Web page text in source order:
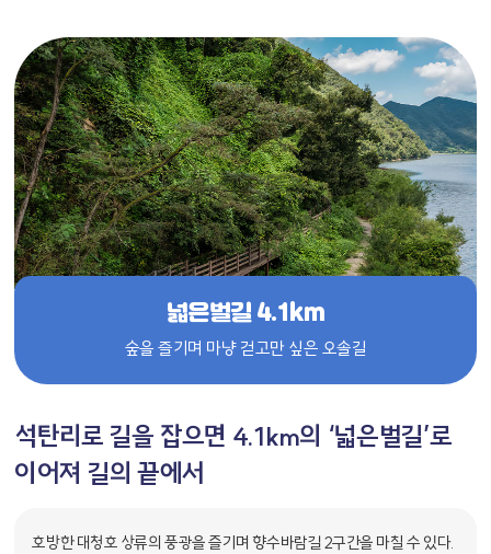
넓은벌길 4.1km
숲을 즐기며 마냥 걷고만 싶은 오솔길
석탄리로 길을 잡으면 4.1km의 ‘넓은벌길’로
이어져 길의 끝에서
호방한 대청호 상류의 풍광을 즐기며 향수바람길 2구간을 마칠 수 있다.